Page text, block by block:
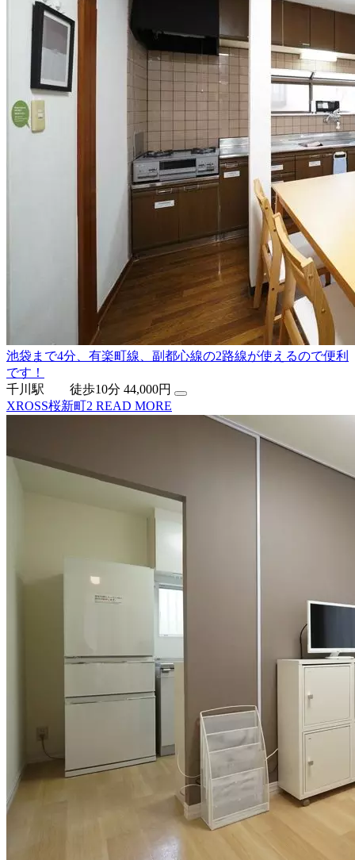
池袋まで4分、有楽町線、副都心線の2路線が使えるので便利
です！
千川駅 徒歩10分 44,000円
XROSS桜新町2 READ MORE